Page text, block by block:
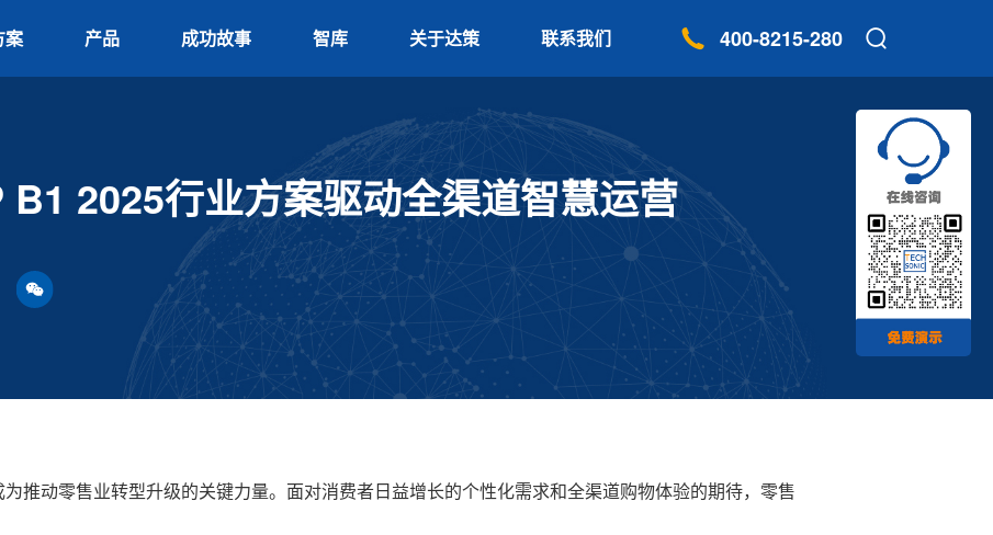
案 产品 成功故事 智库 关于达策 联系我们 400-8215-280
2025行业方案驱动全渠道智慧运营
推动零售业转型升级的关键力量。面对消费者日益增长的个性化需求和全渠道购物体验的期待，零售